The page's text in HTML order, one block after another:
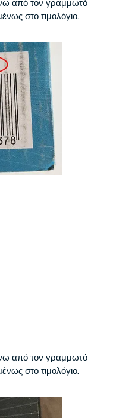
από τον γραμμωτό
στο τιμολόγιο.
από τον γραμμωτό
στο τιμολόγιο.